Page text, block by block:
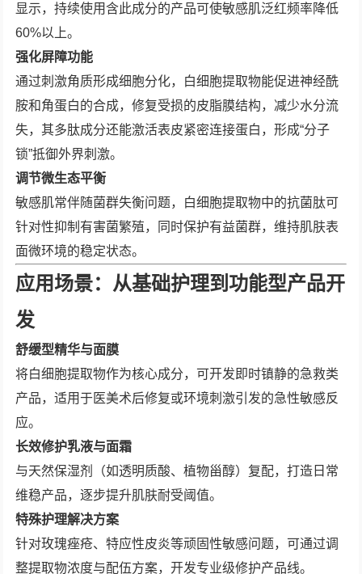
显示，持续使用含此成分的产品可使敏感肌泛红频率降低
60%以上。
强化屏障功能
通过刺激角质形成细胞分化，白细胞提取物能促进神经酰
胺和角蛋白的合成，修复受损的皮脂膜结构，减少水分流
失，其多肽成分还能激活表皮紧密连接蛋白，形成“分子
锁”抵御外界刺激。
调节微生态平衡
敏感肌常伴随菌群失衡问题，白细胞提取物中的抗菌肽可
针对性抑制有害菌繁殖，同时保护有益菌群，维持肌肤表
面微环境的稳定状态。
应用场景：从基础护理到功能型产品开
发
舒缓型精华与面膜
将白细胞提取物作为核心成分，可开发即时镇静的急救类
产品，适用于医美术后修复或环境刺激引发的急性敏感反
应。
长效修护乳液与面霜
与天然保湿剂（如透明质酸、植物甾醇）复配，打造日常
维稳产品，逐步提升肌肤耐受阈值。
特殊护理解决方案
针对玫瑰痤疮、特应性皮炎等顽固性敏感问题，可通过调
整提取物浓度与配伍方案，开发专业级修护产品线。